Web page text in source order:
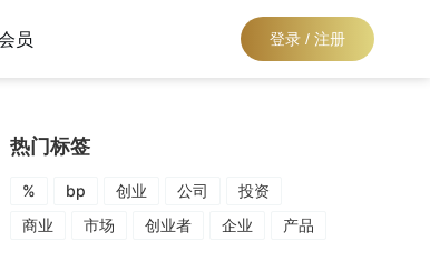
员 登录 / 注册
热门标签
% bp 创业 公司
投资
商业
市场 创业者 企业 产品